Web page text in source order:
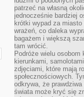
patrzeć na własną
jednocześnie bardziej
krótki wypad za
wrażeń, co daleka
bagażem i większą
tam wrócić.
Podróże wielu
kierunkami,
zdjęciami, które mają
społecznościowych.
odkrywa, że
świata może kryć się